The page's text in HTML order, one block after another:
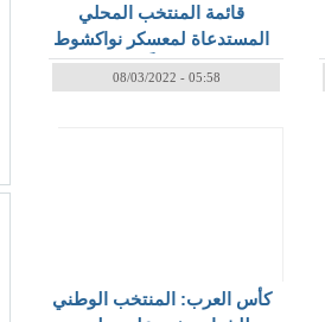
قائمة المنتخب المحلي
المستدعاة لمعسكر نواكشوط
غداً
08/03/2022 - 05:58
كأس العرب: المنتخب الوطني